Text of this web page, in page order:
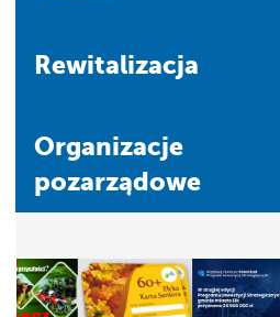
Rewitalizacja
Organizacje
pozarządowe